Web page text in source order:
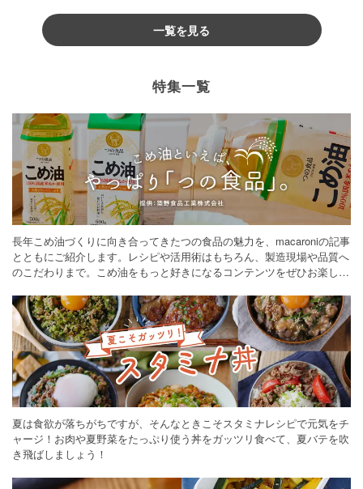
一覧を見る
特集一覧
長年こめ油づくりに向き合ってきたつの食品の魅力を、macaroniの記事
とともにご紹介します。レシピや活用術はもちろん、製造現場や品質へ
のこだわりまで。こめ油をもっと好きになるコンテンツをぜひお楽しみ
夏は食欲が落ちがちですが、そんなときこそスタミナレシピで元気をチ
ャージ！お肉や夏野菜をたっぷり使う丼をガッツリ食べて、夏バテを吹
き飛ばしましょう！